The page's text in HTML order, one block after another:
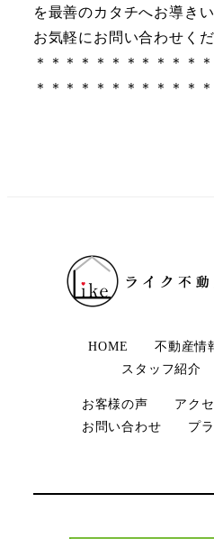
を最善のカタチへお導き
お気軽にお問い合わせくだ
＊＊＊＊＊＊＊＊＊＊＊
＊＊＊＊＊＊＊＊＊＊＊
HOME 不動産情
スタッフ紹介
お客様の声 アク
お問い合わせ
プ